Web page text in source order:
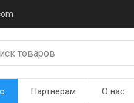
Партнерам О нас